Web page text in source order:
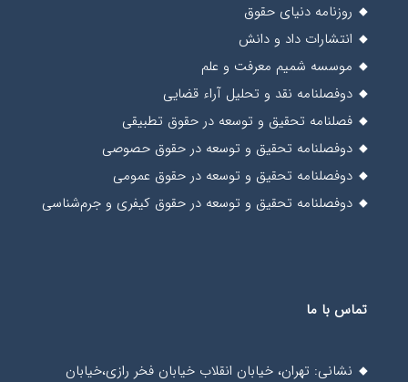
روزنامه دنیای حقوق
انتشارات داد و دانش
موسسه شمیم معرفت و علم
دوفصلنامه نقد و تحلیل آراء قضایی
فصلنامه تحقیق و توسعه در حقوق تطبیقی
دوفصلنامه تحقیق و توسعه در حقوق حصوصی
دوفصلنامه تحقیق و توسعه در حقوق عمومی
دوفصلنامه تحقیق و توسعه در حقوق کیفری و جرم‌شناسی
تماس با ما
نشانی: تهران، خیابان انقلاب خیابان فخر رازی،خیابان